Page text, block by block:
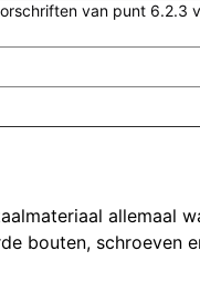
van punt 6.2.3
allemaal
bouten, schroeven